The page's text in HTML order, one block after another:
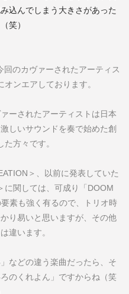
込んでしまう大きさがあった
笑）
のカヴァーされたアーティス
オンエアしております。
ーされたアーティストは日本
しいサウンドを奏で始めた創
方々です。
＞、以前に発表していた
に関しては、可成り「 DOOM
要素も強く有るので、トリオ時
り易いと思いますが、その他
違います。
などの違う楽曲だったら、そ
のくれよん」ですからね（笑